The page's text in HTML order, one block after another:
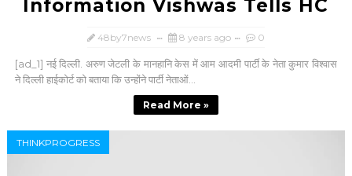
Information Vishwas Tells HC
48by7news 8 years ago 0
[ad_1] नई दिल्ली. अरुण जेटली के मानहानि केस में आम आदमी पार्टी के नेता कुमार विश्वास
ने दिल्ली हाईकोर्ट को बताया कि उन्होंने पार्टी नेताओं...
Read More »
THINKPROGRESS